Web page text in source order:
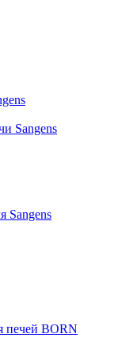
Sangens
Sangens
печей BORN